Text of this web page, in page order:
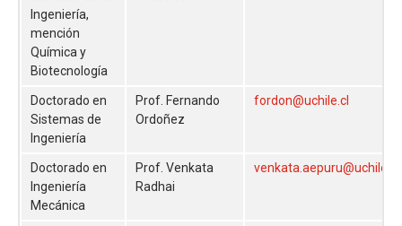
Ingeniería,
mención
Química y
Biotecnología
Doctorado en
Sistemas de
Ingeniería
Prof. Fernando
Ordoñez
fordon@uchile.cl
Doctorado en
Ingeniería
Mecánica
Prof. Venkata
Radhai
venkata.aepuru@uchile.cl